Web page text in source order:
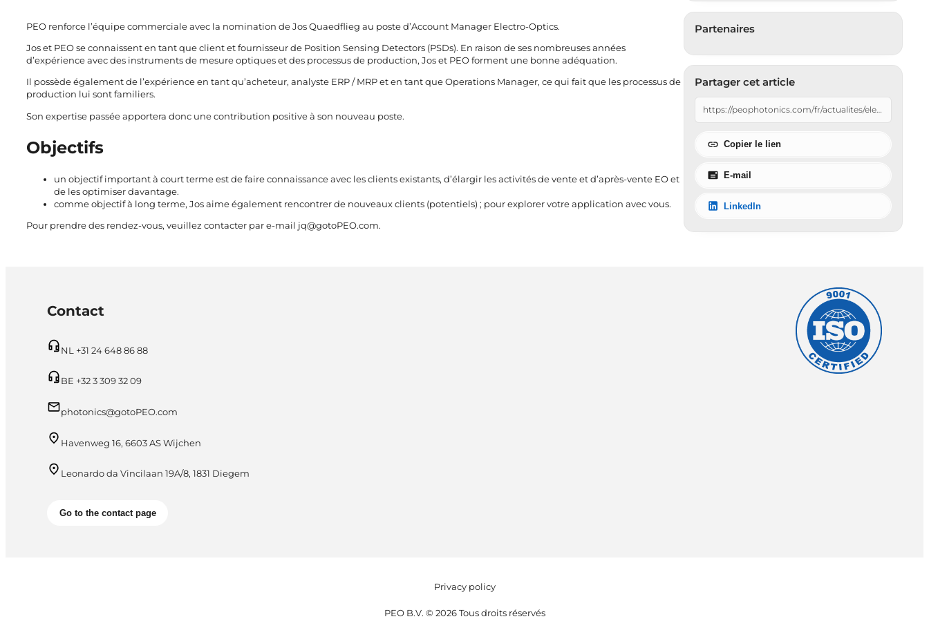
PEO renforce l’équipe commerciale avec la nomination de Jos Quaedflieg au poste d’Account Manager Electro-Optics.
Jos et PEO se connaissent en tant que client et fournisseur de Position Sensing Detectors (PSDs). En raison de ses nombreuses années
d’expérience avec des instruments de mesure optiques et des processus de production, Jos et PEO forment une bonne adéquation.
Il possède également de l’expérience en tant qu’acheteur, analyste ERP / MRP et en tant que Operations Manager, ce qui fait que les processus de
production lui sont familiers.
Son expertise passée apportera donc une contribution positive à son nouveau poste.
Objectifs
un objectif important à court terme est de faire connaissance avec les clients existants, d’élargir les activités de vente et d’après-vente EO et
de les optimiser davantage.
comme objectif à long terme, Jos aime également rencontrer de nouveaux clients (potentiels) ; pour explorer votre application avec vous.
Pour prendre des rendez-vous, veuillez contacter par e-mail jq@gotoPEO.com.
Partenaires
Partager cet article
Copier le lien
E-mail
LinkedIn
Contact
NL +31 24 648 86 88
BE +32 3 309 32 09
photonics@gotoPEO.com
Havenweg 16, 6603 AS Wijchen
Leonardo da Vincilaan 19A/8, 1831 Diegem
Go to the contact page
Privacy policy
PEO B.V. © 2026 Tous droits réservés